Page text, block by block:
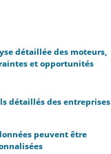
détaillée des moteurs,
et opportunités
détaillés des entreprises
peuvent être